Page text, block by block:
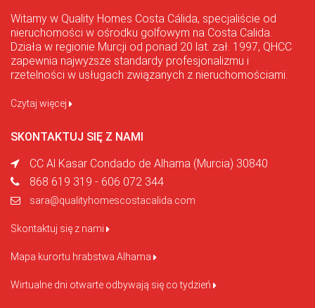
Witamy w Quality Homes Costa Cálida, specjaliście od
nieruchomości w ośrodku golfowym na Costa Calida.
Działa w regionie Murcji od ponad 20 lat. zał. 1997, QHCC
zapewnia najwyższe standardy profesjonalizmu i
rzetelności w usługach związanych z nieruchomościami.
Czytaj więcej
SKONTAKTUJ SIĘ Z NAMI
CC Al Kasar Condado de Alhama (Murcia) 30840
868 619 319 - 606 072 344
sara@qualityhomescostacalida.com
Skontaktuj się z nami
Mapa kurortu hrabstwa Alhama
Wirtualne dni otwarte odbywają się co tydzień